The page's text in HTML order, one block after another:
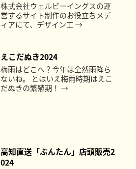
株式会社ウェルビーイングスの運
営するサイト制作のお役立ちメデ
ィアにて、デザイン工 →
えこだぬき2024
梅雨はどこへ？今年は全然雨降ら
ないね。 とはいえ梅雨時期はえこ
だぬきの繁殖期！ →
高知直送「ぶんたん」店頭販売2
024